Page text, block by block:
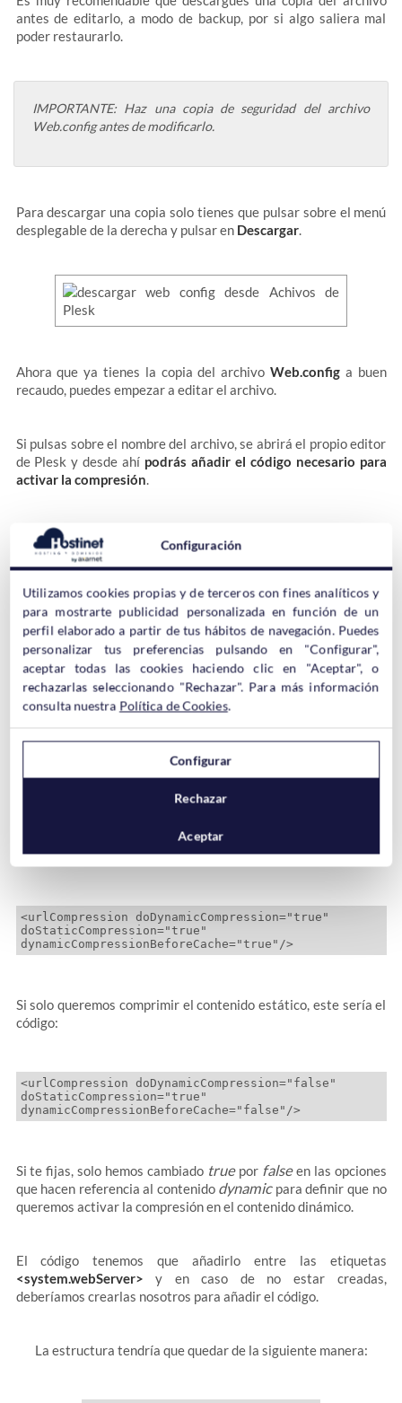
antes de editarlo, a modo de backup, por si algo saliera mal
poder restaurarlo.
IMPORTANTE: Haz una copia de seguridad del archivo
Web.config antes de modificarlo.
Para descargar una copia solo tienes que pulsar sobre el menú
desplegable de la derecha y pulsar en Descargar.
Ahora que ya tienes la copia del archivo Web.configa buen
recaudo, puedes empezar a editar el archivo.
Si pulsas sobre el nombre del archivo, se abrirá el propio editor
de Plesk y desde ahí podrás añadir el código necesario para
activar la compresión.
Es posible activar la compresión del contenido dinámico y el
contenido estático.
contenido dinámico se refiere al contenido generado de
manera automática cada vez que el usuario visite una web, es
decir que puede variar dependiendo del momento en el que se
visite la web.
Elcontenido estáticohace referencia a todo el contenido que
muestra el mismo contenido, pero pueden ser más tipos de
habilitar la compresión del contenido dinámico y
estático, deberemos añadir la siguiente línea:
<urlCompression doDynamicCompression="true"
doStaticCompression="true"
dynamicCompressionBeforeCache="true"/>
Si solo queremos comprimir el contenido estático, este sería el
código:
<urlCompression doDynamicCompression="false"
doStaticCompression="true"
Si te fijas, solo hemos cambiado truepor falseen las opciones
que hacen referencia al contenido dynamicpara definir que no
queremos activar la compresión en el contenido dinámico.
El código tenemos que añadirlo entre las etiquetas
<system.webServer> y en caso de no estar creadas,
deberíamos crearlas nosotros para añadir el código.
La estructura tendría que quedar de la siguiente manera:
Configuración
Utilizamos cookies propias y de terceros con fines analíticos y
para mostrarte publicidad personalizada en función de un
perfil elaborado a partir de tus hábitos de navegación. Puedes
personalizar tus preferencias pulsando en "Configurar",
aceptar todas las cookies haciendo clic en "Aceptar", o
rechazarlas seleccionando "Rechazar". Para más información
consulta nuestra Política de Cookies.
Configurar
Rechazar
Aceptar